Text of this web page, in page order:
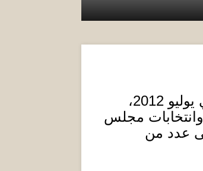
2012،
مجلس
عدد من